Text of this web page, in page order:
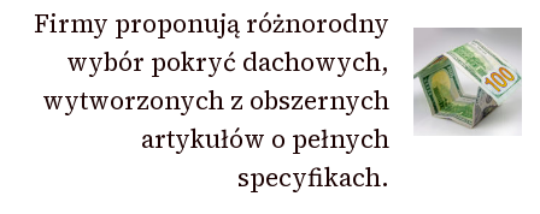
Firmy proponują różnorodny
wybór pokryć dachowych,
wytworzonych z obszernych
artykułów o pełnych
specyfikach.